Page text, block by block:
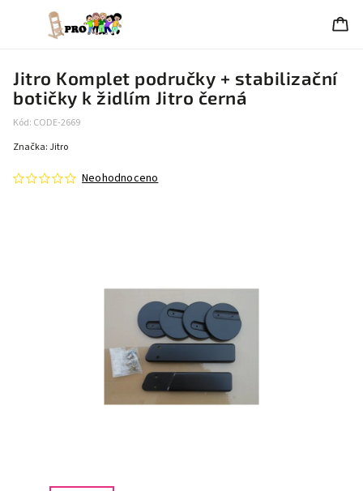
Jitro Komplet područky + stabilizační
botičky k židlím Jitro černá
Kód: CODE-2669
Neohodnoceno
Značka:Jitro